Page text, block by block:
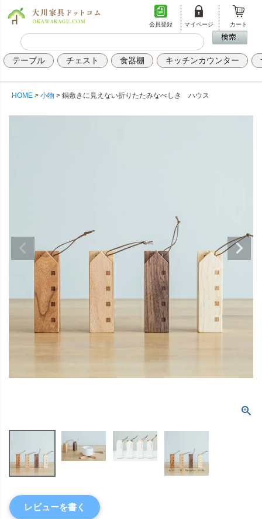
会員登録 マイページ カート
テーブル チェスト 食器棚 キッチンカウンター
HOME 小物 鍋敷きに見えない折りたたみなべしき ハウス
レビューを書く